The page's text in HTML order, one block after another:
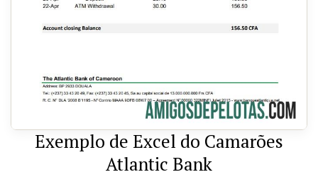
Exemplo de Excel do Camarões
Atlantic Bank